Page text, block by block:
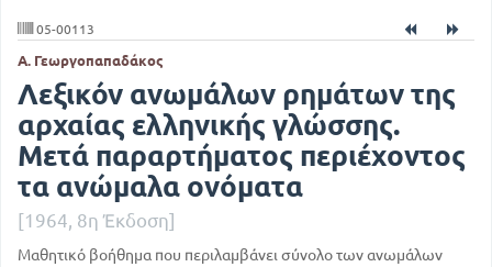
05-00113
Α. Γεωργοπαπαδάκος
Λεξικόν ανωμάλων ρημάτων της
αρχαίας ελληνικής γλώσσης.
Μετά παραρτήματος περιέχοντος
τα ανώμαλα ονόματα
[1964, 8η Έκδοση]
Μαθητικό βοήθημα που περιλαμβάνει σύνολο των ανωμάλων